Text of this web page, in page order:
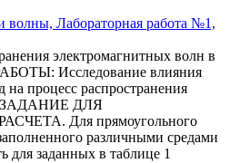
волны, Лабораторная работа №1,
электромагнитных волн в
Исследование влияния
на процесс распространения
ЗАДАНИЕ ДЛЯ
Для прямоугольного
различными средами
для заданных в таблице 1